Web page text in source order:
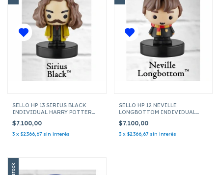
SELLO HP 13 SIRIUS BLACK
INDIVIDUAL HARRY POTTER
$7.100,00
3 x $2.366,67 sin interés
SELLO HP 12 NEVILLE
LONGBOTTOM INDIVIDUAL
$7.100,00
3 x $2.366,67 sin interés